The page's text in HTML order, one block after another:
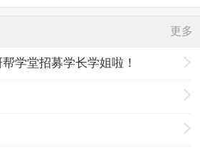
更多
学堂招募学长学姐啦！